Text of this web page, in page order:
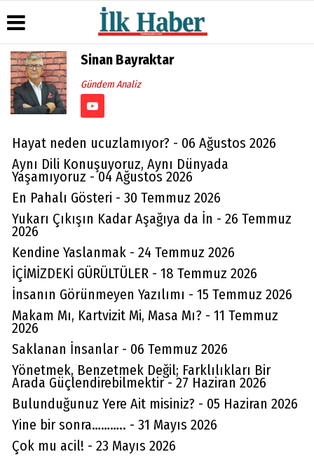
Üye Paneli
Haber
Arşivi
Gazete
Arşivi
Günün
Haberleri
Hava
Anketler
Biyografiler
Foto
Galeri
Politikası
Sinan Bayraktar
Gündem Analiz
Hayat neden ucuzlamıyor? - 06 Ağustos 2026
Aynı Dili Konuşuyoruz, Aynı Dünyada
Yaşamıyoruz - 04 Ağustos 2026
En Pahalı Gösteri - 30 Temmuz 2026
Yukarı Çıkışın Kadar Aşağıya da İn - 26 Temmuz
2026
Kendine Yaslanmak - 24 Temmuz 2026
İÇİMİZDEKİ GÜRÜLTÜLER - 18 Temmuz 2026
İnsanın Görünmeyen Yazılımı - 15 Temmuz 2026
Makam Mı, Kartvizit Mi, Masa Mı? - 11 Temmuz
2026
Saklanan İnsanlar - 06 Temmuz 2026
Yönetmek, Benzetmek Değil; Farklılıkları Bir
Arada Güçlendirebilmektir - 27 Haziran 2026
Bulunduğunuz Yere Ait misiniz? - 05 Haziran 2026
Yine bir sonra……….. - 31 Mayıs 2026
Çok mu acil! - 23 Mayıs 2026